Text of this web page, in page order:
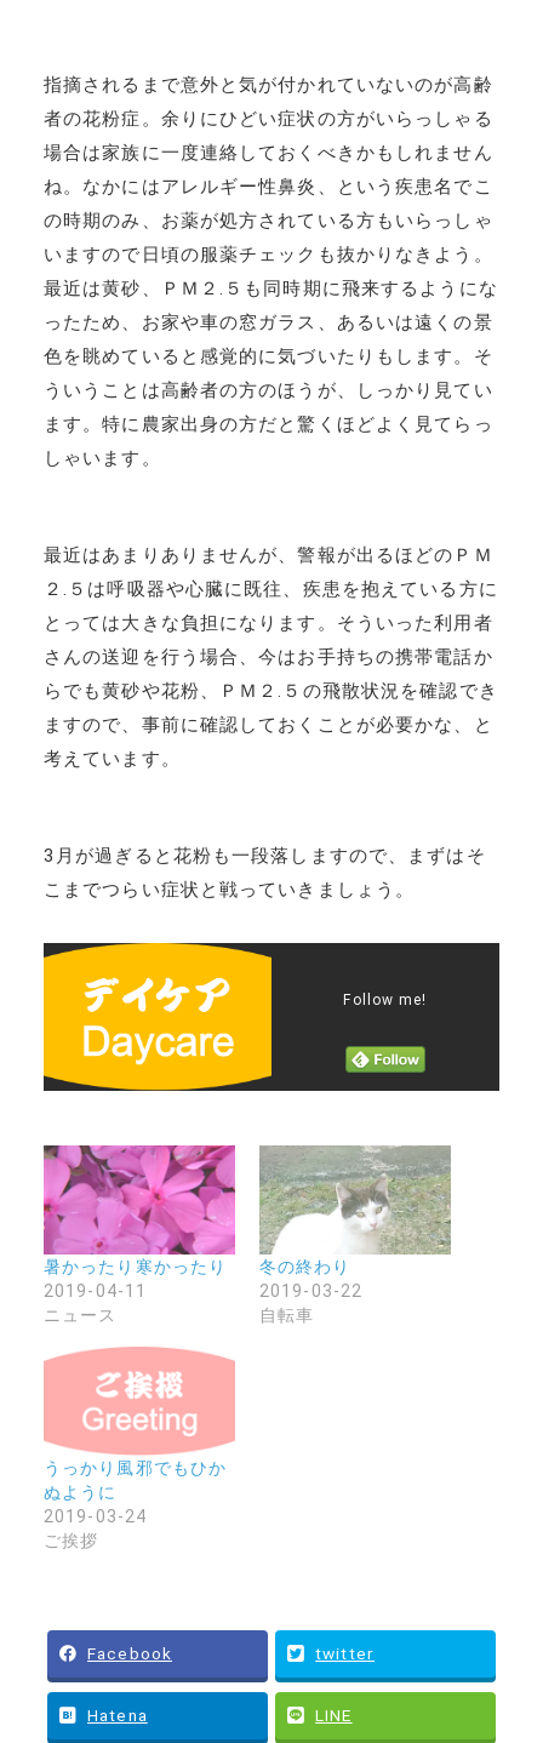
指摘されるまで意外と気が付かれていないのが高齢
者の花粉症。余りにひどい症状の方がいらっしゃる
場合は家族に一度連絡しておくべきかもしれません
ね。なかにはアレルギー性鼻炎、という疾患名でこ
の時期のみ、お薬が処方されている方もいらっしゃ
いますので日頃の服薬チェックも抜かりなきよう。
最近は黄砂、ＰＭ２.５も同時期に飛来するようにな
ったため、お家や車の窓ガラス、あるいは遠くの景
色を眺めていると感覚的に気づいたりもします。そ
ういうことは高齢者の方のほうが、しっかり見てい
ます。特に農家出身の方だと驚くほどよく見てらっ
しゃいます。
最近はあまりありませんが、警報が出るほどのＰＭ
２.５は呼吸器や心臓に既往、疾患を抱えている方に
とっては大きな負担になります。そういった利用者
さんの送迎を行う場合、今はお手持ちの携帯電話か
らでも黄砂や花粉、ＰＭ２.５の飛散状況を確認でき
ますので、事前に確認しておくことが必要かな、と
考えています。
3月が過ぎると花粉も一段落しますので、まずはそ
こまでつらい症状と戦っていきましょう。
Follow me!
暑かったり寒かったり
2019-04-11
ニュース
冬の終わり
2019-03-22
自転車
うっかり風邪でもひか
ぬように
2019-03-24
ご挨拶
Facebook twitter
Hatena LINE